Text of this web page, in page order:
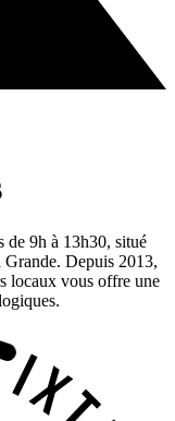
de 9h à 13h30, situé
Depuis 2013,
locaux vous offre une